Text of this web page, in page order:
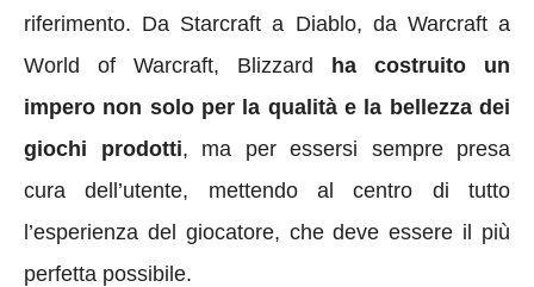
riferimento. Da Starcraft a Diablo, da Warcraft a
World of Warcraft, Blizzard ha costruito un
impero non solo per la qualità e la bellezza dei
giochi prodotti, ma per essersi sempre presa
cura dell’utente, mettendo al centro di tutto
l’esperienza del giocatore, che deve essere il più
perfetta possibile.